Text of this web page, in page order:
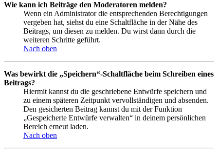
Wie kann ich Beiträge den Moderatoren melden?
Wenn ein Administrator die entsprechenden Berechtigungen
vergeben hat, siehst du eine Schaltfläche in der Nähe des
Beitrags, um diesen zu melden. Du wirst dann durch die
weiteren Schritte geführt.
Nach oben
Was bewirkt die „Speichern“-Schaltfläche beim Schreiben eines
Beitrags?
Hiermit kannst du die geschriebene Entwürfe speichern und
zu einem späteren Zeitpunkt vervollständigen und absenden.
Den gesicherten Beitrag kannst du mit der Funktion
„Gespeicherte Entwürfe verwalten“ in deinem persönlichen
Bereich erneut laden.
Nach oben